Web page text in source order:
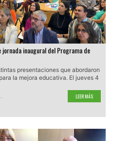
inaugural del Programa de
presentaciones que abordaron
la mejora educativa. El jueves 4
LEER MÁS